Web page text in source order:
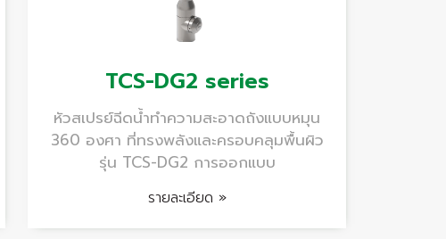
TCS-DG2 series
หัวสเปรย์ฉีดน้ำทำความสะอาดถังแบบหมุน
360 องศา ที่ทรงพลังและครอบคลุมพื้นผิว
รุ่น TCS-DG2 การออกแบบ
รายละเอียด »